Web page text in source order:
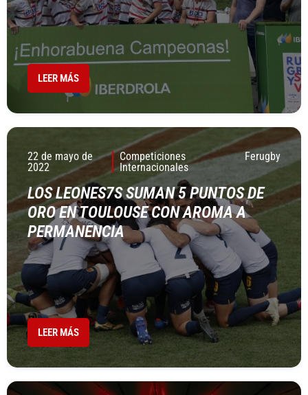
LEER MÁS
22 de mayo de
2022
Competiciones
Internacionales
Ferugby
LOS LEONES7S SUMAN 5 PUNTOS DE
ORO EN TOULOUSE CON AROMA A
PERMANENCIA
LEER MÁS